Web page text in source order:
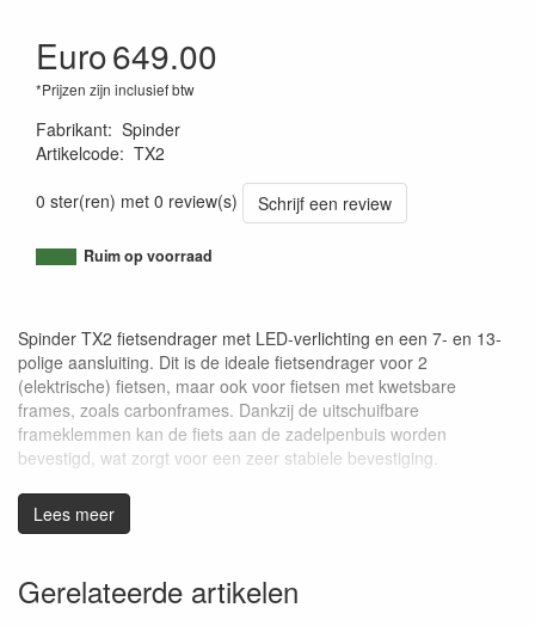
Euro649.00
*Prijzen zijn inclusief btw
Fabrikant: Spinder
Artikelcode: TX2
0 ster(ren) met 0 review(s)
Schrijf een review
Ruim op voorraad
Spinder TX2 fietsendrager met LED-verlichting en een 7- en 13-
polige aansluiting. Dit is de ideale fietsendrager voor 2
(elektrische) fietsen, maar ook voor fietsen met kwetsbare
frames, zoals carbonframes. Dankzij de uitschuifbare
frameklemmen kan de fiets aan de zadelpenbuis worden
bevestigd, wat zorgt voor een zeer stabiele bevestiging.
De uitschuifbare armklemmen kunnen plat gelegd, wat het
eenvoudig maakt om een fiets op de drager te plaatsen. Deze
gemaakt voor 3 fietsen. Ook is er een oprijgoot beschikbaar,
zodat fietsen zonder tillen op de drager kunnen worden geplaatst.
Lees meer
Gerelateerde artikelen